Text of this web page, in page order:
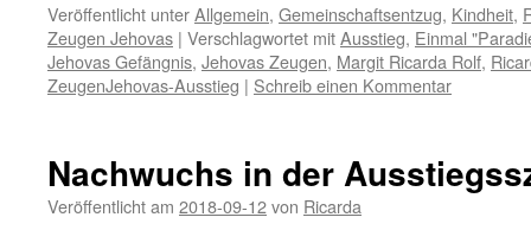
Veröffentlicht unterAllgemein, Gemeinschaftsentzug, Kindheit,
Zeugen Jehovas | Verschlagwortet mitAusstieg, Einmal
Jehovas Gefängnis, Jehovas Zeugen, Margit Ricarda Rolf,
ZeugenJehovas-Ausstieg | Schreib einen Kommentar
Nachwuchs in der
Veröffentlicht am 2018-09-12von Ricarda